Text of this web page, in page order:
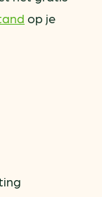
op je